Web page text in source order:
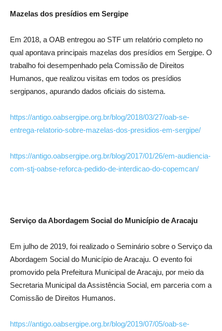
Mazelas dos presídios em Sergipe
Em 2018, a OAB entregou ao STF um relatório completo no
qual apontava principais mazelas dos presídios em Sergipe. O
trabalho foi desempenhado pela Comissão de Direitos
Humanos, que realizou visitas em todos os presídios
sergipanos, apurando dados oficiais do sistema.
https://antigo.oabsergipe.org.br/blog/2018/03/27/oab-se-
entrega-relatorio-sobre-mazelas-dos-presidios-em-sergipe/
https://antigo.oabsergipe.org.br/blog/2017/01/26/em-audiencia-
com-stj-oabse-reforca-pedido-de-interdicao-do-copemcan/
Serviço da Abordagem Social do Município de Aracaju
Em julho de 2019, foi realizado o Seminário sobre o Serviço da
Abordagem Social do Município de Aracaju. O evento foi
promovido pela Prefeitura Municipal de Aracaju, por meio da
Secretaria Municipal da Assistência Social, em parceria com a
Comissão de Direitos Humanos.
https://antigo.oabsergipe.org.br/blog/2019/07/05/oab-se-